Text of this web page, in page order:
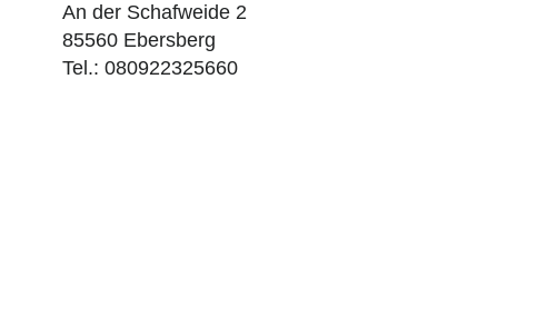
An der Schafweide 2
85560 Ebersberg
Tel.: 080922325660